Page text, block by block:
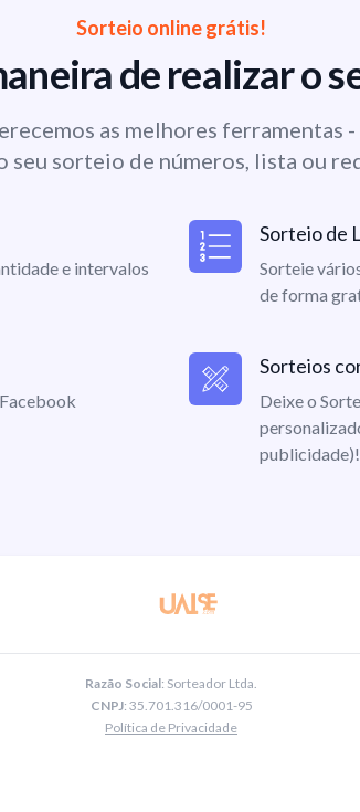
Sorteio online grátis!
de realizar o
as melhores ferramentas -
seu sorteio de números, lista ou
e intervalos
Sorteio de
Sorteie
de forma
Sorteios
Deixe o
publicidade)!
Razão Social: Sorteador Ltda.
CNPJ: 35.701.316/0001-95
Política de Privacidade